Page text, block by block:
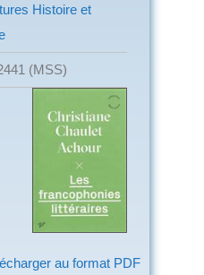
Histoire et
(MSS)
au format PDF